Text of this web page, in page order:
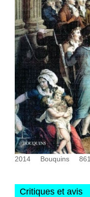
2014 Bouquins 861
Critiques et avis